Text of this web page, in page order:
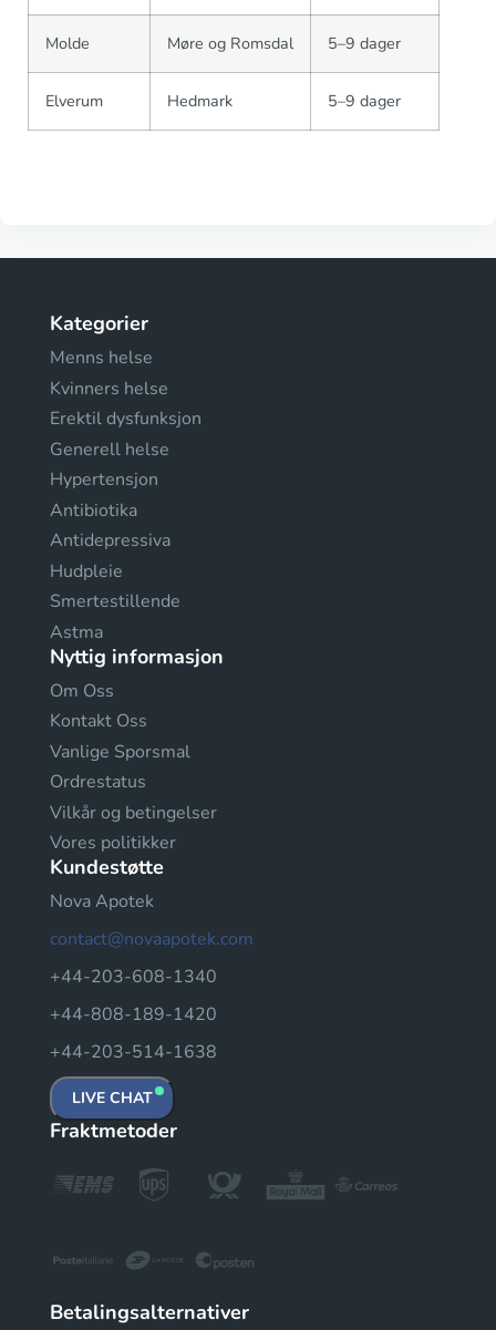
Molde Møre og Romsdal 5–9 dager
Elverum Hedmark 5–9 dager
Kategorier
Menns helse
Kvinners helse
Erektil dysfunksjon
Generell helse
Hypertensjon
Antibiotika
Antidepressiva
Hudpleie
Smertestillende
Astma
Nyttig informasjon
Om Oss
Kontakt Oss
Vanlige Sporsmal
Ordrestatus
Vilkår og betingelser
Vores politikker
Kundestøtte
Nova Apotek
contact@novaapotek.com
+44-203-608-1340
+44-808-189-1420
+44-203-514-1638
LIVE CHAT
Fraktmetoder
Betalingsalternativer